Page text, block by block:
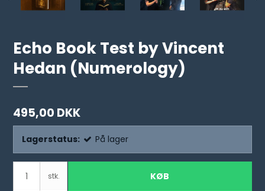
Echo Book Test by Vincent
Hedan (Numerology)
495,00 DKK
Lagerstatus: På lager
stk. KØB